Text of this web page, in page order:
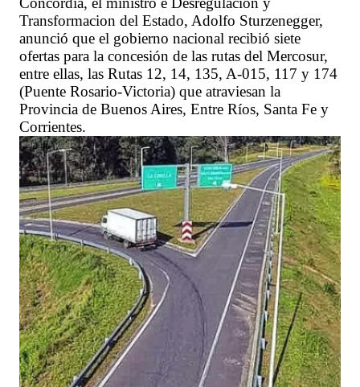
Transformacion del Estado, Adolfo Sturzenegger,
anunció que el gobierno nacional recibió siete
ofertas para la concesión de las rutas del Mercosur,
entre ellas, las Rutas 12, 14, 135, A-015, 117 y 174
(Puente Rosario-Victoria) que atraviesan la
Provincia de Buenos Aires, Entre Ríos, Santa Fe y
Corrientes.